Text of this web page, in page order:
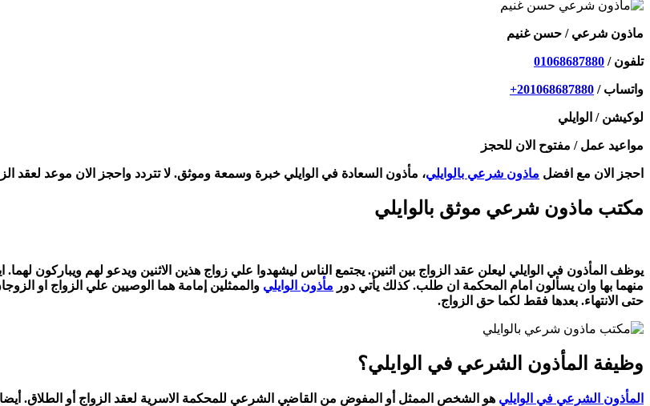
ماذون شرعي / حسن غنيم
تلفون / 01068687880
واتساب / ⁦ +201068687880
لوكيشن / الوايلي
مواعيد عمل / مفتوح الان للحجز
احجز الان مع افضل ماذون شرعي بالوايلي، مأذون السعادة في الوايلي خبرة وسمعة وموثق. لا تتردد واحجز الان موعد لعقد
مكتب ماذون شرعي موثق بالوايلي
يوظف المأذون في الوايلي ليعلن عقد الزواج بين اثنين. يجتمع الناس ليشهدوا علي زواج هذين الاثنين ويدعو لهم ويباركون
منهما بها وان يسألون امام المحكمة ان طلب. كذلك يأتي دور مأذون الوايلي والممثلين إمامة هما الوصيين علي الزواج او
حتى الانتهاء. بعدها فقط لكما حق الزواج.
وظيفة المأذون الشرعي في الوايلي؟
المأذون الشرعي في الوايلي هو الشخص الممثل أو المفوض من القاضي الشرعي للمحكمة الاسرية لعقد الزواج أو الطلاق. أيضا